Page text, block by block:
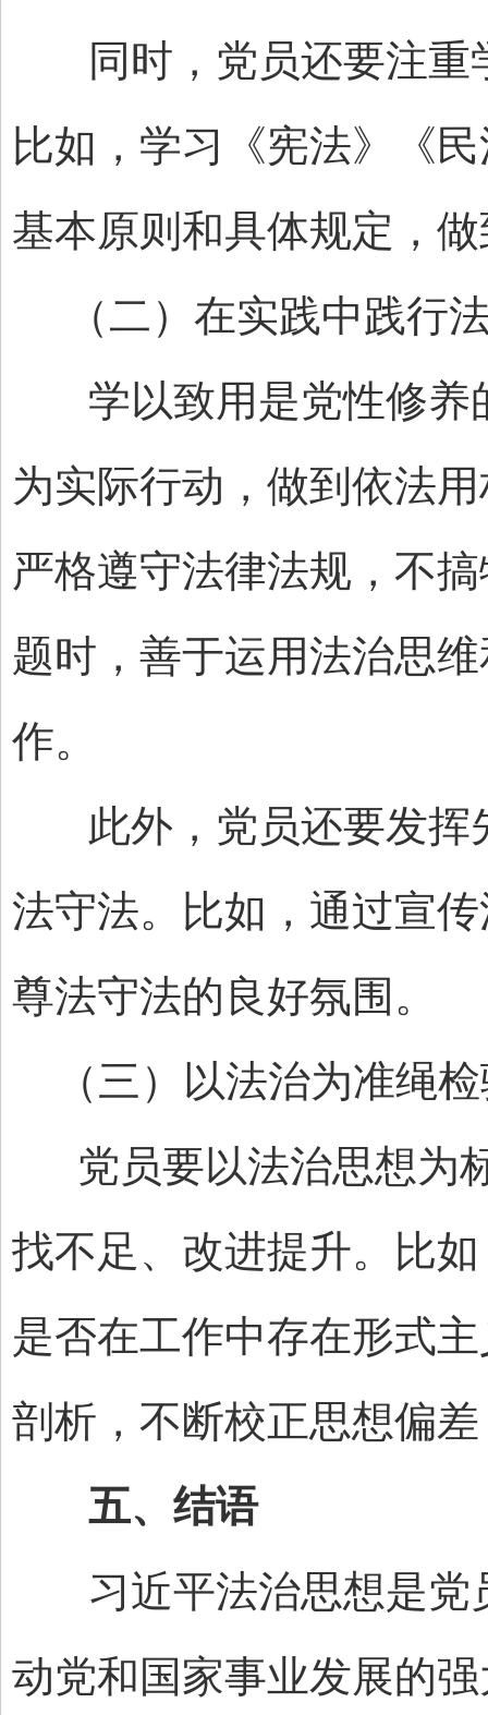
同时，党员还要注重
比如，学习《宪法》《
基本原则和具体规定，
（二）在实践中践行
学以致用是党性修养
为实际行动，做到依法
严格遵守法律法规，不
题时，善于运用法治思
作。
此外，党员还要发挥
法守法。比如，通过宣
尊法守法的良好氛围。
（三）以法治为准绳检
党员要以法治思想为
找不足、改进提升。比
是否在工作中存在形式
剖析，不断校正思想偏
五、结语
习近平法治思想是党
动党和国家事业发展的